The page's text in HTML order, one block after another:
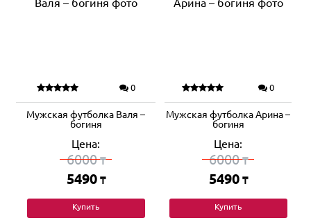
0
Мужская футболка Валя –
богиня
Цена:
6000₸
5490 ₸
Купить
0
Мужская футболка Арина –
богиня
Цена:
6000₸
5490 ₸
Купить